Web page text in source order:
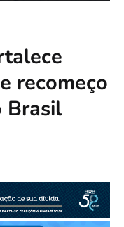
recomeço
Brasil